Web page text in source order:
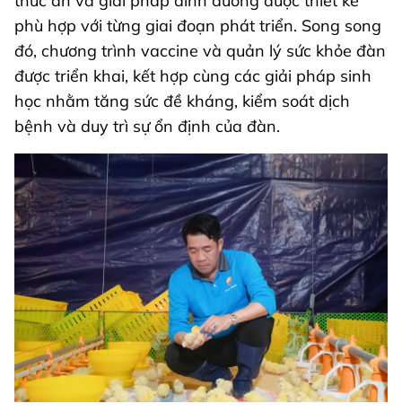
phù hợp với từng giai đoạn phát triển. Song song
đó, chương trình vaccine và quản lý sức khỏe đàn
được triển khai, kết hợp cùng các giải pháp sinh
học nhằm tăng sức đề kháng, kiểm soát dịch
bệnh và duy trì sự ổn định của đàn.